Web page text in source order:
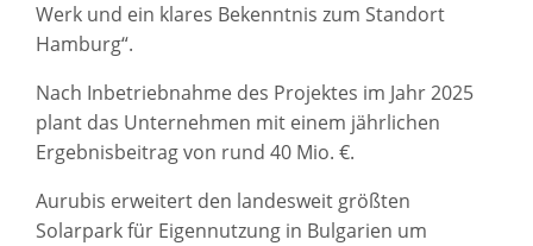
Werk und ein klares Bekenntnis zum Standort
Hamburg“.
Nach Inbetriebnahme des Projektes im Jahr 2025
plant das Unternehmen mit einem jährlichen
Ergebnisbeitrag von rund 40 Mio. €.
Aurubis erweitert den landesweit größten
Solarpark für Eigennutzung in Bulgarien um